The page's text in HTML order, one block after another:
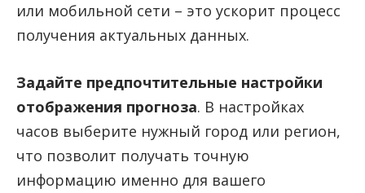
или мобильной сети – это ускорит процесс
получения актуальных данных.
Задайте предпочтительные настройки
отображения прогноза. В настройках
часов выберите нужный город или регион,
что позволит получать точную
информацию именно для вашего